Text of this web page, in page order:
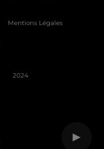
Mentions Légales
2024